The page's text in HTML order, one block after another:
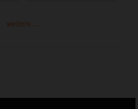
weitere ...